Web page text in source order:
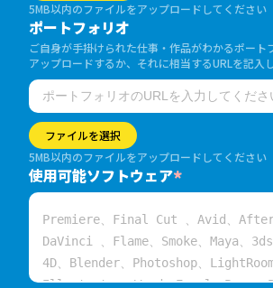
5MB以内のファイルをアップロードしてください
ポートフォリオ
ご自身が手掛けられた仕事・作品がわかるポート
アップロードするか、それに相当するURLを記入
ファイルを選択
5MB以内のファイルをアップロードしてください
使用可能ソフトウェア*